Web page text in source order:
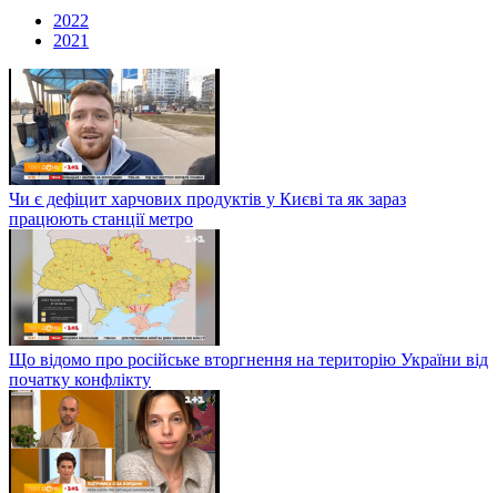
2022
2021
Чи є дефіцит харчових продуктів у Києві та як зараз
працюють станції метро
Що відомо про російське вторгнення на територію України від
початку конфлікту